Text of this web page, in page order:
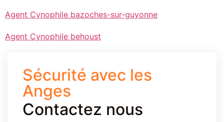
Agent Cynophile bazoches-sur-guyonne
Agent Cynophile behoust
Sécurité avec les
Anges
Contactez nous